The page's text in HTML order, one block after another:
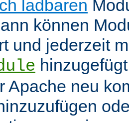
ladbaren
können
und jederzeit
Apache neu